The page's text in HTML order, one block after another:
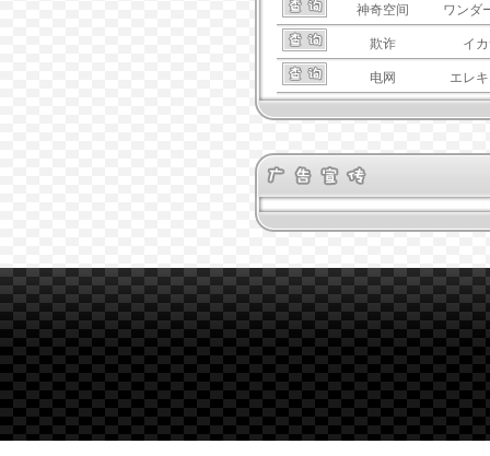
神奇空间 ワンダ
欺诈 イ
电网 エレ